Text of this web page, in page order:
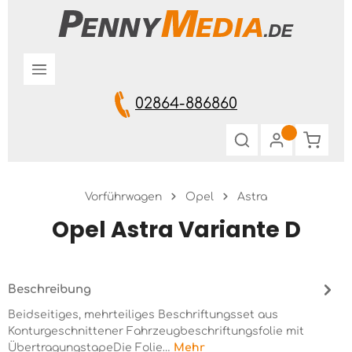
Zum Hauptinhalt springen
02864-886860
Vorführwagen Opel Astra
Opel Astra Variante D
Beschreibung
Beidseitiges, mehrteiliges Beschriftungsset aus
Konturgeschnittener Fahrzeugbeschriftungsfolie mit
ÜbertragungstapeDie Folie… Mehr